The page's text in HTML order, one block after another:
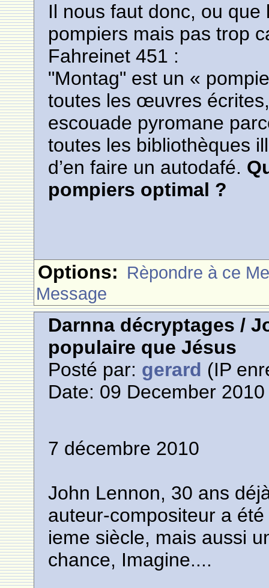
Il nous faut donc, ou
pompiers mais pas trop
Fahreinet 451 :
"Montag" est un «
toutes les œuvres
escouade pyromane
toutes les bibliothèques
d’en faire un autodafé.
pompiers optimal ?
Options: Rèpondre à ce
Message
Darnna décryptages /
populaire que Jésus
Posté par: gerard (IP
Date: 09 December
7 décembre 2010
John Lennon, 30 ans
auteur-compositeur a
ieme siècle, mais aussi
chance, Imagine....